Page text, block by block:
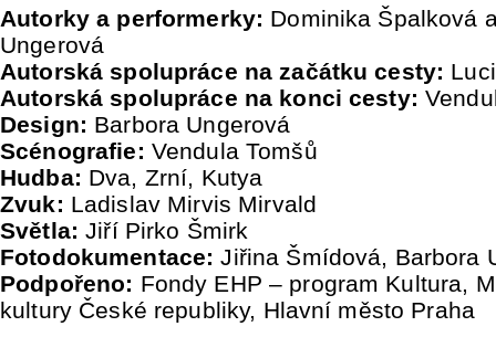
Autorky a performerky: Dominika Špalková
Ungerová
Autorská spolupráce na začátku cesty:
Autorská spolupráce na konci cesty:
Design: Barbora Ungerová
Scénografie: Vendula Tomšů
Hudba: Dva, Zrní, Kutya
Zvuk: Ladislav Mirvis Mirvald
Světla:Jiří Pirko Šmirk
Fotodokumentace: Jiřina Šmídová, Barbora
Podpořeno: Fondy EHP – program Kultura,
kultury České republiky, Hlavní město Praha